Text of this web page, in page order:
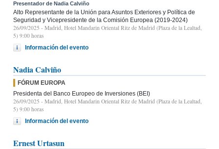
Presentador de Nadia Calviño
Alto Representante de la Unión para Asuntos Exteriores y Política de
Seguridad y Vicepresidente de la Comisión Europea (2019-2024)
26/09/2025 - Madrid, Hotel Mandarin Oriental Ritz de Madrid (Plaza de la Lealtad,
5) 9:00 horas
Información del evento
Nadia Calviño
FÓRUM EUROPA
Presidenta del Banco Europeo de Inversiones (BEI)
26/09/2025 - Madrid, Hotel Mandarin Oriental Ritz de Madrid (Plaza de la Lealtad,
5) 9:00 horas
Información del evento
Ernest Urtasun